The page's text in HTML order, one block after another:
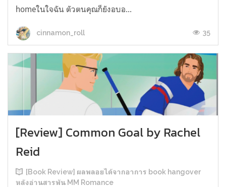
homeในใจฉัน ตัวตนคุณก็ยังอบอ...
cinnamon_roll 35
[Review] Common Goal by Rachel
Reid
[Book Review] ผลพลอยได้จากอาการ book hangover
หลังอ่านสารพัน MM Romance